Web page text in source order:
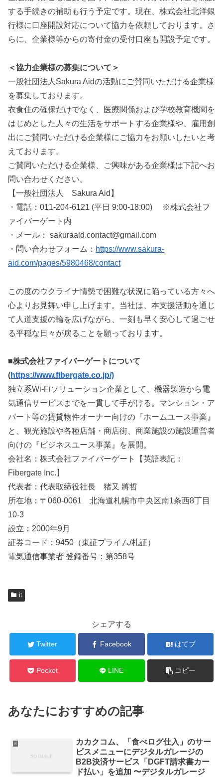
する手続きの補助も行う予定です。現在、株式会社北洋銀
行様に口座開設対応について協力を依頼しております。さ
らに、企業様等からの寄付金の受付口座も開設予定です。
＜協力企業様の募集について＞
一般社団法人Sakura Aidの活動にご賛同いただける企業様
を募集しております。
衣食住の確保だけでなく、医療関係および学校教育機関を
はじめとした人々の生活をサポートする企業様や、雇用創
出にご賛同いただける企業様にご協力をお願いしたいと考
えております。
ご賛同いただける企業様、ご興味がある企業様は下記へお
問い合わせください。
【一般社団法人 Sakura Aid】
・電話：011-204-6121 (平日 9:00-18:00) ※株式会社フ
ァイバーゲート内
・メール： sakuraaid.contact@gmail.com
・問い合わせフォーム： https://www.sakura-
aid.com/pages/5980468/contact
この度のウクライナ情勢で困難な状況に陥っている方々へ
心よりお見舞い申し上げます。当社は、本支援活動を通じ
て人道支援の輪を広げながら、一刻も早く安心して過ごせ
る平穏な日々が戻ることを願っております。
■株式会社ファイバーゲートについて
(https://www.fibergate.co.jp/)
独立系Wi-Fiソリューション企業として、機器製造から電
気通信サービスまでを一貫して手がける。マンション・ア
パート等の賃貸物件オーナー向けの『ホームユース事業』
と、観光施設や各種店舗・商店街、商業施設の施設運営者
向けの『ビジネスユース事業』を展開。
会社名：株式会社ファイバーゲート【英語表記：
Fibergate Inc.】
代表者：代表取締役社長 猪又 將哲
所在地：〒060-0061 北海道札幌市中央区南1条西8丁目
10-3
設立：2000年9月
証券コード：9450（東証プライム/札証）
電気通信事業者 登録番号：第358号
it
シェアする
Twitter Facebook はてブ
Pocket LINE コピー
あなたにおすすめの記事
it
カカクコム、「食べログ仕入」のサー
ビスメニューにデジタルガレージの
B2B決済サービス「DGFT請求書カー
ド払い」を追加 〜デジタルガレージ